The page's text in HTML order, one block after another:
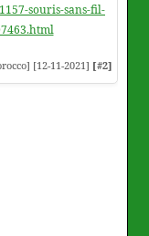
souris-sans-fil-
[12-11-2021] [#2]